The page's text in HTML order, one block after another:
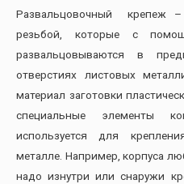
Развальцовочный крепеж –
резьбой, которые с
развальцовываются в
отверстиях листовых
материал заготовки
специальные элементы
используется для
металле. Например, корпуса
надо изнутри или снаружи